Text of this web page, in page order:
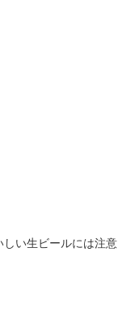
い生ビールには注意